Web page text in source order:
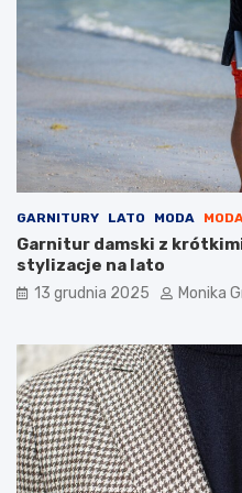
t
p
e
l
ę
g
a
y
j
n
e
j
?
GARNITURY LATO MODA
Garnitur damski z
stylizacje na lato
13 grudnia 2025 Monika